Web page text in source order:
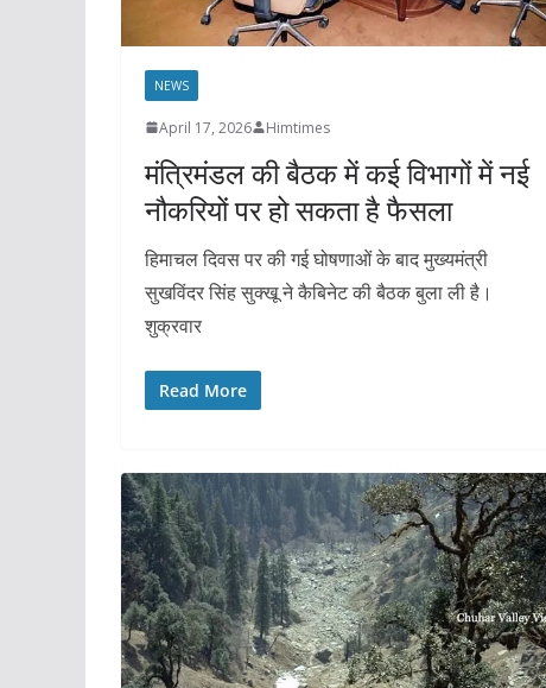
NEWS
April 17, 2026 Himtimes
मंत्रिमंडल की बैठक में कई विभागों में नई
नौकरियों पर हो सकता है फैसला
हिमाचल दिवस पर की गई घोषणाओं के बाद मुख्यमंत्री
सुखविंदर सिंह सुक्खू ने कैबिनेट की बैठक बुला ली है।
शुक्रवार
Read More